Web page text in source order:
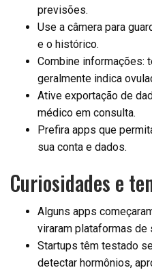
previsões.
Use a câmera para
e o histórico.
Combine informações:
geralmente indica
Ative exportação de
médico em consulta.
Prefira apps que
sua conta e dados.
Curiosidades e
Alguns apps
viraram plataformas de
Startups têm testado
detectar hormônios,